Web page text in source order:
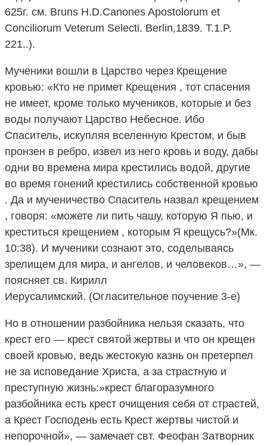
625г. см. Bruns H.D.Canones Apostolorum et
Conciliorum Veterum Selecti. Berlin,1839. T.1.P.
221..).
Мученики вошли в Царство через Крещение
кровью: «Кто не примет Крещения , тот спасения
не имеет, кроме только мучеников, которые и без
воды получают Царство Небесное. Ибо
Спаситель, искупляя вселенную Крестом, и быв
пронзен в ребро, извел из него кровь и воду, дабы
одни во времена мира крестились водой, другие
во время гонений крестились собственной кровью
. Да и мученичество Спаситель назвал крещением
, говоря: «можете ли пить чашу, которую Я пью, и
креститься крещением , которым Я крещусь?»(Мк.
10:38). И мученики сознают это, соделываясь
зрелищем для мира, и ангелов, и человеков…», —
поясняет св. Кирилл
Иерусалимский. (Огласительное поучение 3-е)
Но в отношении разбойника нельзя сказать, что
крест его — крест святой жертвы и что он крещен
своей кровью, ведь жестокую казнь он претерпел
не за исповедание Христа, а за страстную и
преступную жизнь:»крест благоразумного
разбойника есть крест очищения себя от страстей,
а Крест Господень есть Крест жертвы чистой и
непорочной», — замечает свт. Феофан Затворник